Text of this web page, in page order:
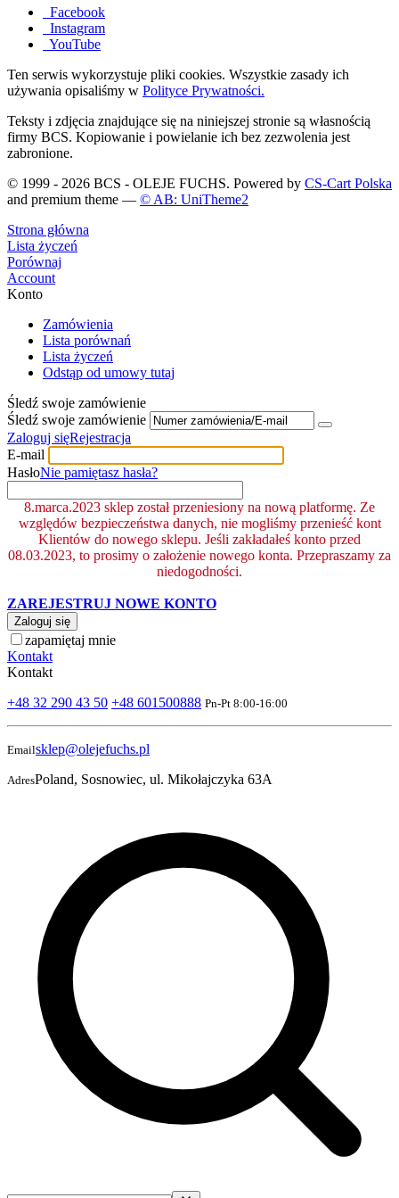
Facebook
Instagram
YouTube
Ten serwis wykorzystuje pliki cookies. Wszystkie zasady ich
używania opisaliśmy w Polityce Prywatności.
Teksty i zdjęcia znajdujące się na niniejszej stronie są własnością
firmy BCS. Kopiowanie i powielanie ich bez zezwolenia jest
zabronione.
© 1999 - 2026 BCS - OLEJE FUCHS. Powered by CS-Cart Polska
and premium theme — © AB: UniTheme2
Strona główna
Lista życzeń
Porównaj
Account
Konto
Zamówienia
Lista porównań
Lista życzeń
Odstąp od umowy tutaj
Śledź swoje zamówienie
Śledź swoje zamówienie
Zaloguj sięRejestracja
E-mail
HasłoNie pamiętasz hasła?
8.marca.2023 sklep został przeniesiony na nową platformę. Ze
względów bezpieczeństwa danych, nie mogliśmy przenieść kont
Klientów do nowego sklepu. Jeśli zakładałeś konto przed
08.03.2023, to prosimy o założenie nowego konta. Przepraszamy za
niedogodności.
ZAREJESTRUJ NOWE KONTO
Zaloguj się
zapamiętaj mnie
Kontakt
Kontakt
+48 32 290 43 50 +48 601500888 Pn-Pt 8:00-16:00
Emailsklep@olejefuchs.pl
AdresPoland, Sosnowiec, ul. Mikołajczyka 63A